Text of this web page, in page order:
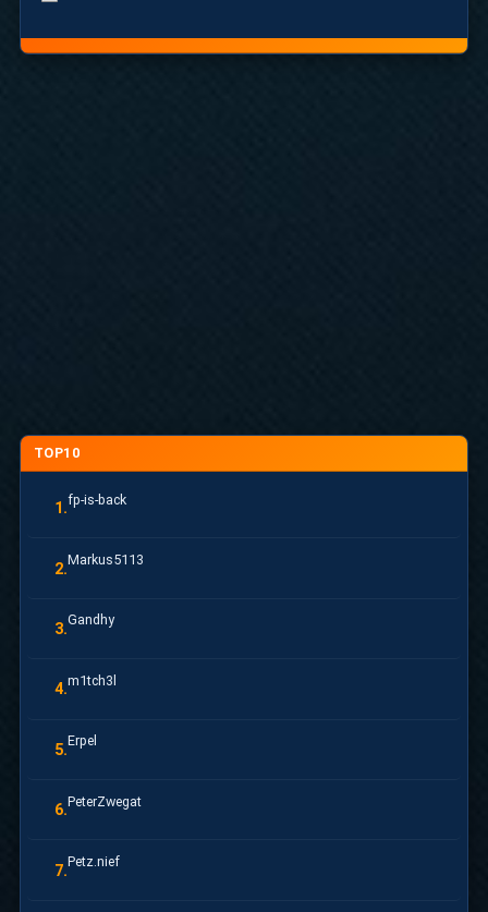
TOP10
1.fp-is-back
2.Markus5113
3.Gandhy
4.m1tch3l
5.Erpel
6.PeterZwegat
7.Petz.nief